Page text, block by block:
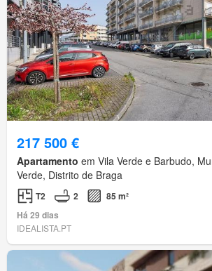
217 500 €
Apartamento em Vila Verde e Barbudo,
Verde, Distrito de Braga
T2 2
85 m²
Há 29 dias
IDEALISTA.PT